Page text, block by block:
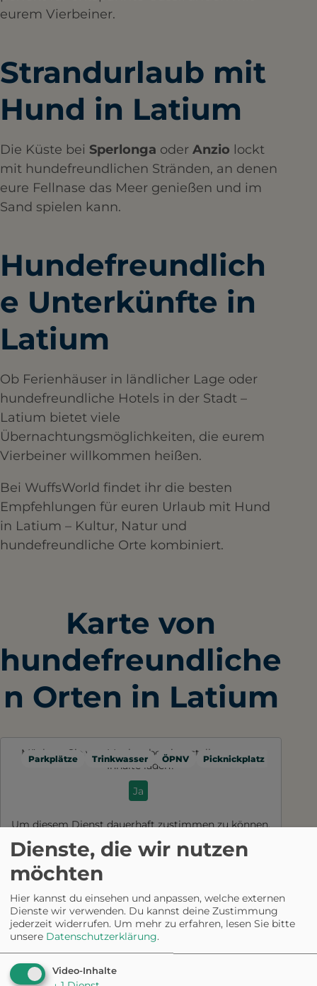
eurem Vierbeiner.
Strandurlaub mit
Hund in Latium
Die Küste bei Sperlonga oder Anzio lockt
mit hundefreundlichen Stränden, an denen
eure Fellnase das Meer genießen und im
Sand spielen kann.
Hundefreundlich
e Unterkünfte in
Latium
Ob Ferienhäuser in ländlicher Lage oder
hundefreundliche Hotels in der Stadt –
Latium bietet viele
Übernachtungsmöglichkeiten, die eurem
Vierbeiner willkommen heißen.
Bei WuffsWorld findet ihr die besten
Empfehlungen für euren Urlaub mit Hund
in Latium – Kultur, Natur und
hundefreundliche Orte kombiniert.
Karte von
hundefreundliche
n Orten in Latium
Parkplätze Trinkwasser ÖPNV Picknickplatz
Möchten Sie von Mapbox
bereitgestellte externe
Inhalte laden?
Ja
Um diesem Dienst dauerhaft zustimmen zu können,
zustimmen.
Dienste, die wir nutzen
möchten
Hier kannst du einsehen und anpassen, welche externen
Dienste wir verwenden. Du kannst deine Zustimmung
jederzeit widerrufen. Um mehr zu erfahren, lesen Sie bitte
unsere Datenschutzerklärung.
Video-Inhalte